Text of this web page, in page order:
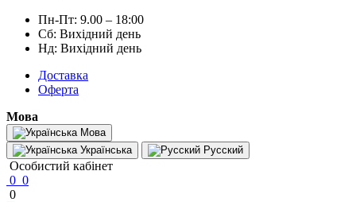
Пн-Пт: 9.00 – 18:00
Сб: Вихідний день
Нд: Вихідний день
Доставка
Оферта
Мова
Мова
Українська
Русский
Особистий кабінет
0 0
0